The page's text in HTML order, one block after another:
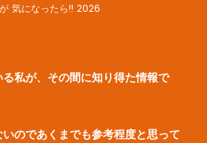
気になったら!! 2026
私が、その間に知り得た情報で
のであくまでも参考程度と思って